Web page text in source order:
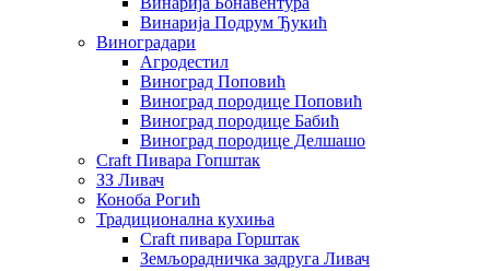
Винарија Подрум Ђукић
Виноградари
Агродестил
Виноград Поповић
Виноград породице Поповић
Виноград породице Бабић
Виноград породице Делшашо
Craft Пивара Гопштак
ЗЗ Ливач
Коноба Рогић
Традиционална кухиња
Craft пивара Горштак
Земљорадничка задруга Ливач